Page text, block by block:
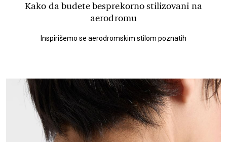
Kako da budete besprekorno stilizovani na
aerodromu
Inspirišemo se aerodromskim stilom poznatih